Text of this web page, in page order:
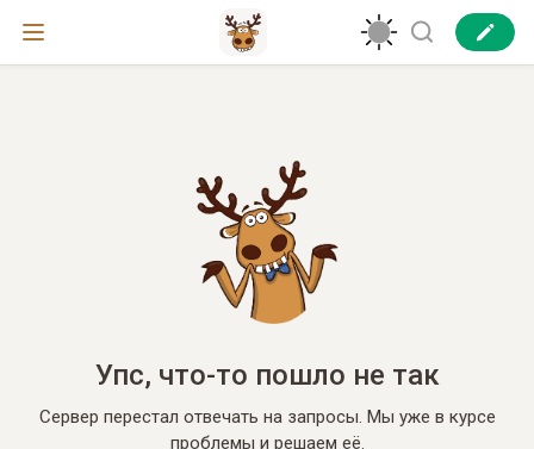
Упс, что-то пошло не так
Сервер перестал отвечать на запросы. Мы уже в курсе
проблемы и решаем её.